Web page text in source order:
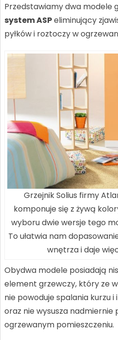
Przedstawiamy dwa modele
system ASPeliminujący
pyłków i roztoczy w
Grzejnik Solius firmy
komponuje się z żywą
wyboru dwie wersje tego
To ułatwia nam
wnętrza i daje
Obydwa modele posiadają
element grzewczy, który ze
nie powoduje spalania kurzu
oraz nie wysusza nadmiernie
ogrzewanym pomieszczeniu.